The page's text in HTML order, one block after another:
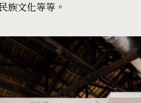
族文化等等。